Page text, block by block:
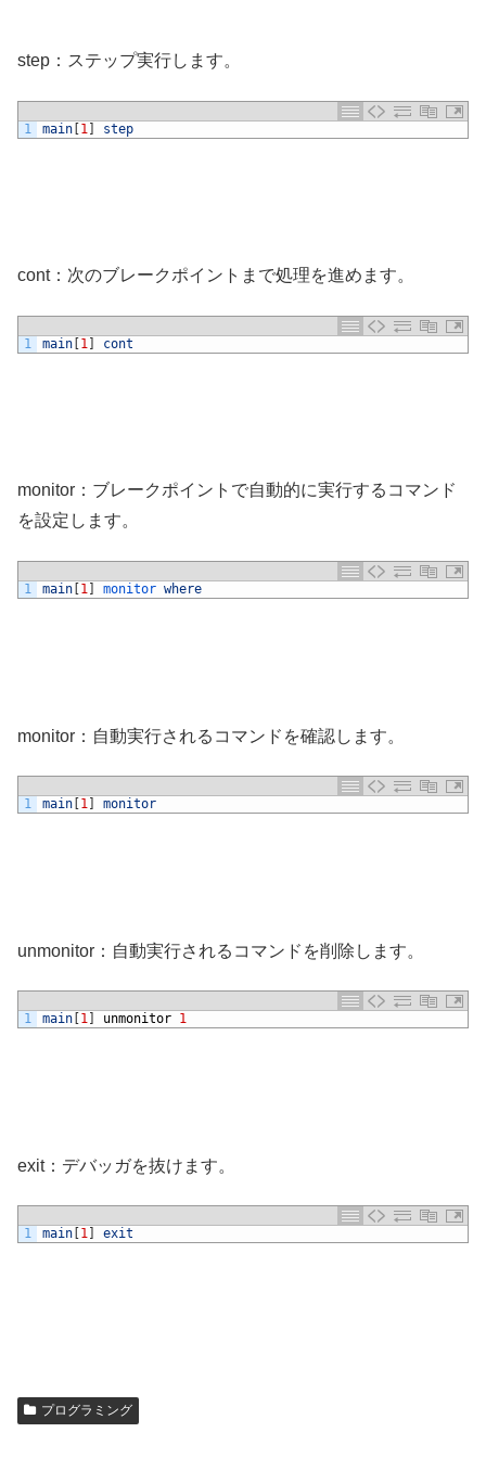
step：ステップ実行します。
1 main [1 ] step
cont：次のブレークポイントまで処理を進めます。
1 main [1 ] cont
monitor：ブレークポイントで自動的に実行するコマンド
を設定します。
1 main [1] monitor where
monitor：自動実行されるコマンドを確認します。
1 main 1 monitor
unmonitor：自動実行されるコマンドを削除します。
1 main 1 unmonitor 1
exit：デバッガを抜けます。
1 main 1 exit
プログラミング